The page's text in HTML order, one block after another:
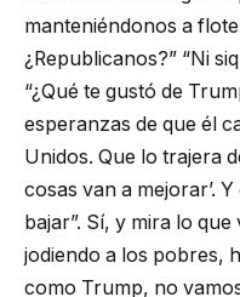
manteniéndonos a
¿Republicanos?” “Ni
“¿Qué te gustó de
esperanzas de que él
Unidos. Que lo trajera
cosas van a mejorar’.
bajar”. Sí, y mira lo
jodiendo a los pobres,
como Trump, no